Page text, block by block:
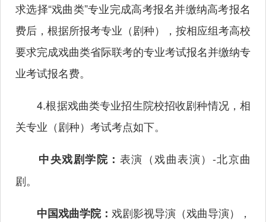
求选择“戏曲类”专业完成高考报名并缴纳高考报名
费后，根据所报考专业（剧种），按相应组考高校
要求完成戏曲类省际联考的专业考试报名并缴纳专
业考试报名费。
4.根据戏曲类专业招生院校招收剧种情况，相
关专业（剧种）考试考点如下。
中央戏剧学院： 表演（戏曲表演）-北京曲
剧。
中国戏曲学院： 戏剧影视导演（戏曲导演），